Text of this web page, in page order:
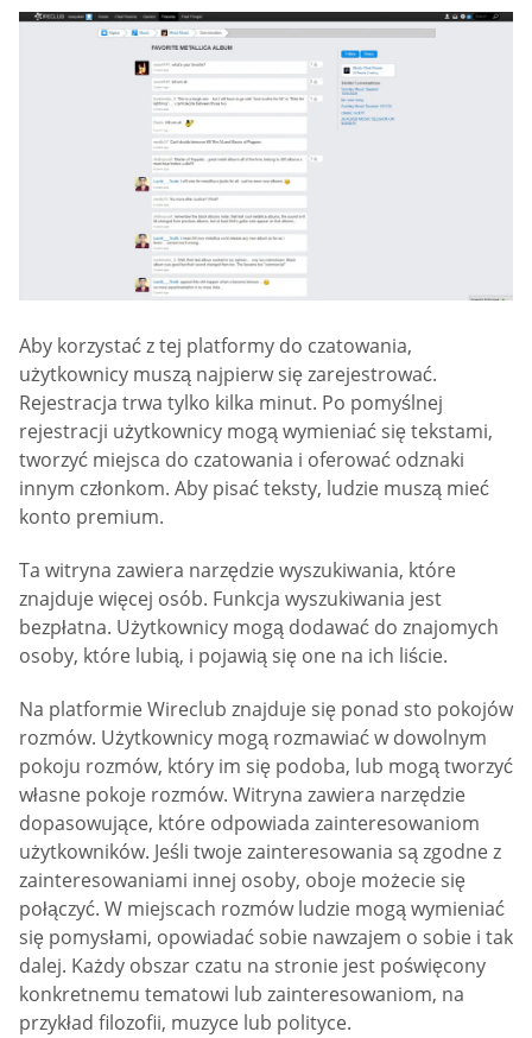
Aby korzystać z tej platformy do czatowania,
użytkownicy muszą najpierw się zarejestrować.
Rejestracja trwa tylko kilka minut. Po pomyślnej
rejestracji użytkownicy mogą wymieniać się tekstami,
tworzyć miejsca do czatowania i oferować odznaki
innym członkom. Aby pisać teksty, ludzie muszą mieć
konto premium.
Ta witryna zawiera narzędzie wyszukiwania, które
znajduje więcej osób. Funkcja wyszukiwania jest
bezpłatna. Użytkownicy mogą dodawać do znajomych
osoby, które lubią, i pojawią się one na ich liście.
Na platformie Wireclub znajduje się ponad sto pokojów
rozmów. Użytkownicy mogą rozmawiać w dowolnym
pokoju rozmów, który im się podoba, lub mogą tworzyć
własne pokoje rozmów. Witryna zawiera narzędzie
dopasowujące, które odpowiada zainteresowaniom
użytkowników. Jeśli twoje zainteresowania są zgodne z
zainteresowaniami innej osoby, oboje możecie się
połączyć. W miejscach rozmów ludzie mogą wymieniać
się pomysłami, opowiadać sobie nawzajem o sobie i tak
dalej. Każdy obszar czatu na stronie jest poświęcony
konkretnemu tematowi lub zainteresowaniom, na
przykład filozofii, muzyce lub polityce.